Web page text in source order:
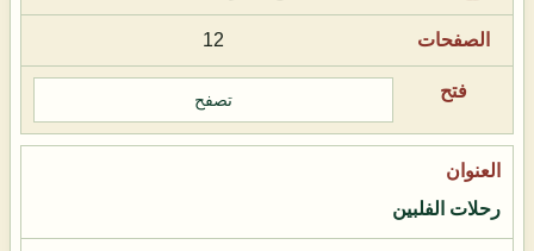
12
تصفح
رحلات الفلبين